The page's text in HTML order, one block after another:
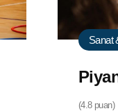
Sanat
(4.8 puan)